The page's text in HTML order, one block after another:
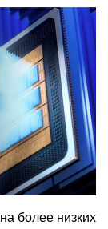
более низких